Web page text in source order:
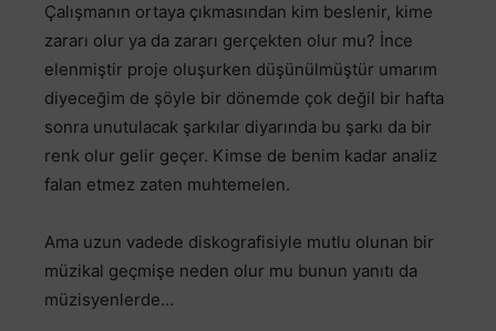
Çalışmanın ortaya çıkmasından kim beslenir, kime
zararı olur ya da zararı gerçekten olur mu? İnce
elenmiştir proje oluşurken düşünülmüştür umarım
diyeceğim de şöyle bir dönemde çok değil bir hafta
sonra unutulacak şarkılar diyarında bu şarkı da bir
renk olur gelir geçer. Kimse de benim kadar analiz
falan etmez zaten muhtemelen.
Ama uzun vadede diskografisiyle mutlu olunan bir
müzikal geçmişe neden olur mu bunun yanıtı da
müzisyenlerde…